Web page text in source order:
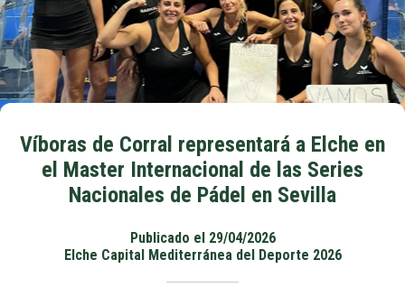
Víboras de Corral representará a Elche en
el Master Internacional de las Series
Nacionales de Pádel en Sevilla
Publicado el 29/04/2026
Elche Capital Mediterránea del Deporte 2026